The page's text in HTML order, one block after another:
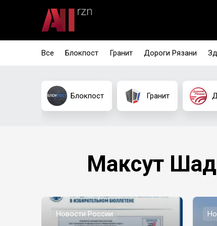
Все Блокпост Гранит Дороги Рязани
Блокпост Гранит
Максут
Новости России